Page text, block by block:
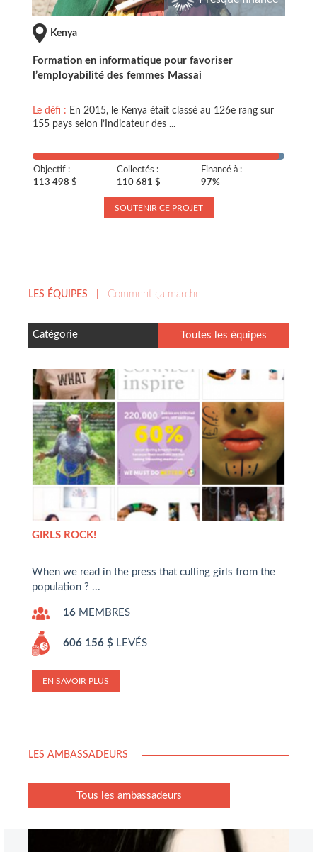
Kenya
Formation en informatique pour favoriser
l’employabilité des femmes Massai
Le défi : En 2015, le Kenya était classé au 126e rang sur
155 pays selon l’Indicateur des ...
Objectif :
113 498 $
Collectés :
110 681 $
Financé à :
97%
SOUTENIR CE PROJET
LES ÉQUIPES Comment ça marche
Catégorie Toutes les équipes
GIRLS ROCK!
When we read in the press that culling girls from the
population ? ...
16 MEMBRES
606 156 $ LEVÉS
EN SAVOIR PLUS
LES AMBASSADEURS
Tous les ambassadeurs